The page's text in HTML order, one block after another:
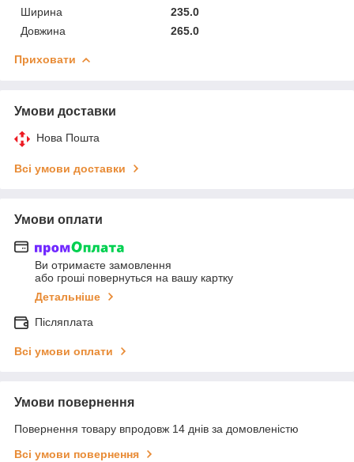
Ширина
235.0
Довжина
265.0
Приховати
Умови доставки
Нова Пошта
Всі умови доставки
Умови оплати
Ви отримаєте замовлення
або гроші повернуться на вашу картку
Детальніше
Післяплата
Всі умови оплати
Умови повернення
Повернення товару впродовж 14 днів за домовленістю
Всі умови повернення